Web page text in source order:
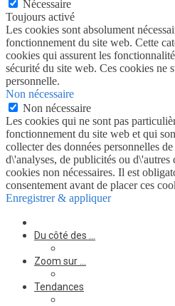
Nécessaire
Toujours activé
Les cookies sont absolument
fonctionnement du site web. Cette
cookies qui assurent les
sécurité du site web. Ces cookies ne
personnelle.
Non nécessaire
Non nécessaire
Les cookies qui ne sont pas
fonctionnement du site web et qui
collecter des données personnelles
d\'analyses, de publicités ou d\'autres
cookies non nécessaires. Il est
consentement avant de placer ces
Enregistrer & appliquer
Du côté des …
Zoom sur …
Tendances